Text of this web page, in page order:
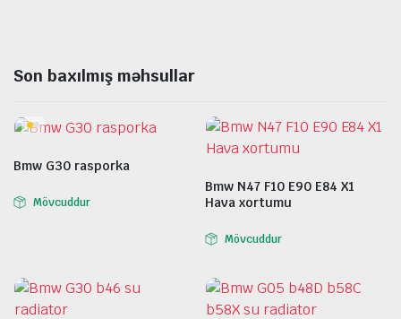
Son baxılmış məhsullar
Bmw G30 rasporka
Mövcuddur
Bmw N47 F10 E90 E84 X1
Hava xortumu
Mövcuddur